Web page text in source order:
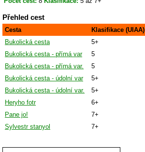
Přehled cest
Cesta Klasifikace (UIAA)
Bukolická cesta
5+
Bukolická cesta - přímá var
5
Bukolická cesta - přímá var.
5
Bukolická cesta - údolní var
5+
Bukolická cesta - údolní var.
5+
Heryho fotr
6+
Pane jo!
7+
Sylvestr stanyol
7+